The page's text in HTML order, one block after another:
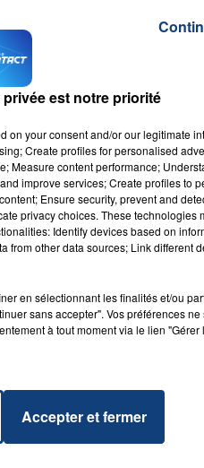
- 20h00
WEEK-END
est notre priorité
on your consent and/or our legitimate
Create profiles for personalised
Measure content performance;
improve services; Create profiles to
Ensure security, prevent and
privacy choices. These technologies
Identify devices based on
other data sources; Link different
en sélectionnant les finalités et/ou
sans accepter". Vos préférences
à tout moment via le lien
Accepter et fermer